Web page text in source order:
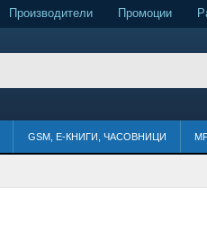
Производители Промоции
GSM, Е-КНИГИ, ЧАСОВНИЦИ